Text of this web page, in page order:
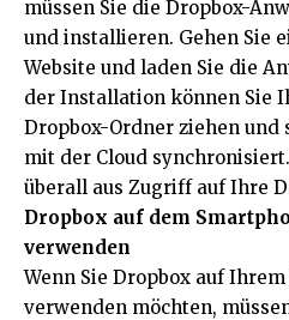
müssen Sie die Dropbox-
und installieren. Gehen Sie
Website und laden Sie die
der Installation können Sie
Dropbox-Ordner ziehen und
mit der Cloud
überall aus Zugriff auf Ihre
Dropbox auf dem
verwenden
Wenn Sie Dropbox auf
verwenden möchten,